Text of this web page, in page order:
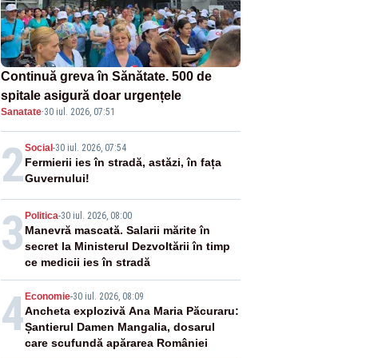
Continuă greva în Sănătate. 500 de
spitale asigură doar urgențele
Sanatate·30 iul. 2026, 07:51
2Social-30 iul. 2026, 07:54
Fermierii ies în stradă, astăzi, în fața
Guvernului!
3 Politica-30 iul. 2026, 08:00
Manevră mascată. Salarii mărite în
secret la Ministerul Dezvoltării în timp
ce medicii ies în stradă
4Economie-30 iul. 2026, 08:09
Ancheta explozivă Ana Maria Păcuraru:
Șantierul Damen Mangalia, dosarul
care scufundă apărarea României